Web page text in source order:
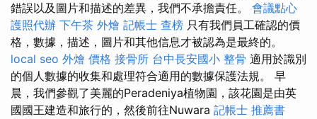
錯誤以及圖片和描述的差異，我們不承擔責任。 會議點心
護照代辦 下午茶 外燴 記帳士 查榜 只有我們員工確認的價
格，數據，描述，圖片和其他信息才被認為是最終的。
local seo 外燴 價格 接骨所 台中長安國小 整骨 適用於識別
的個人數據的收集和處理符合適用的數據保護法規。 早
晨，我們參觀了美麗的Peradeniya植物園，該花園是由英
國國王建造和旅行的，然後前往Nuwara 記帳士 推薦書